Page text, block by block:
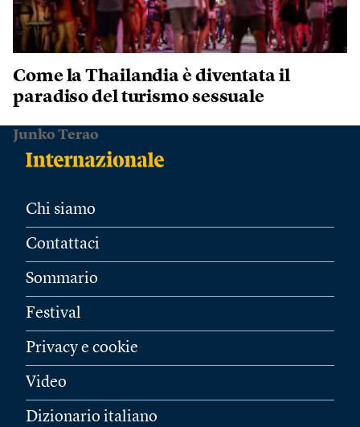
Come la Thailandia è diventata il
paradiso del turismo sessuale
Junko Terao
Chi siamo
Contattaci
Sommario
Festival
Privacy e cookie
Video
Dizionario italiano